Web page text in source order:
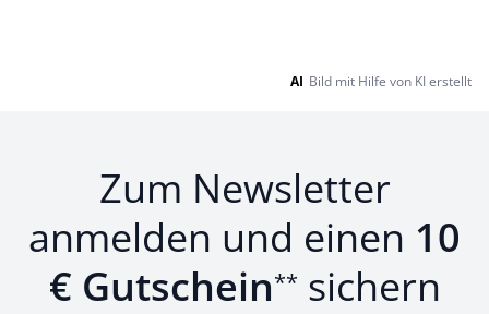
AI Bild mit Hilfe von KI erstellt
Zum Newsletter
anmelden und einen 10
€ Gutschein** sichern